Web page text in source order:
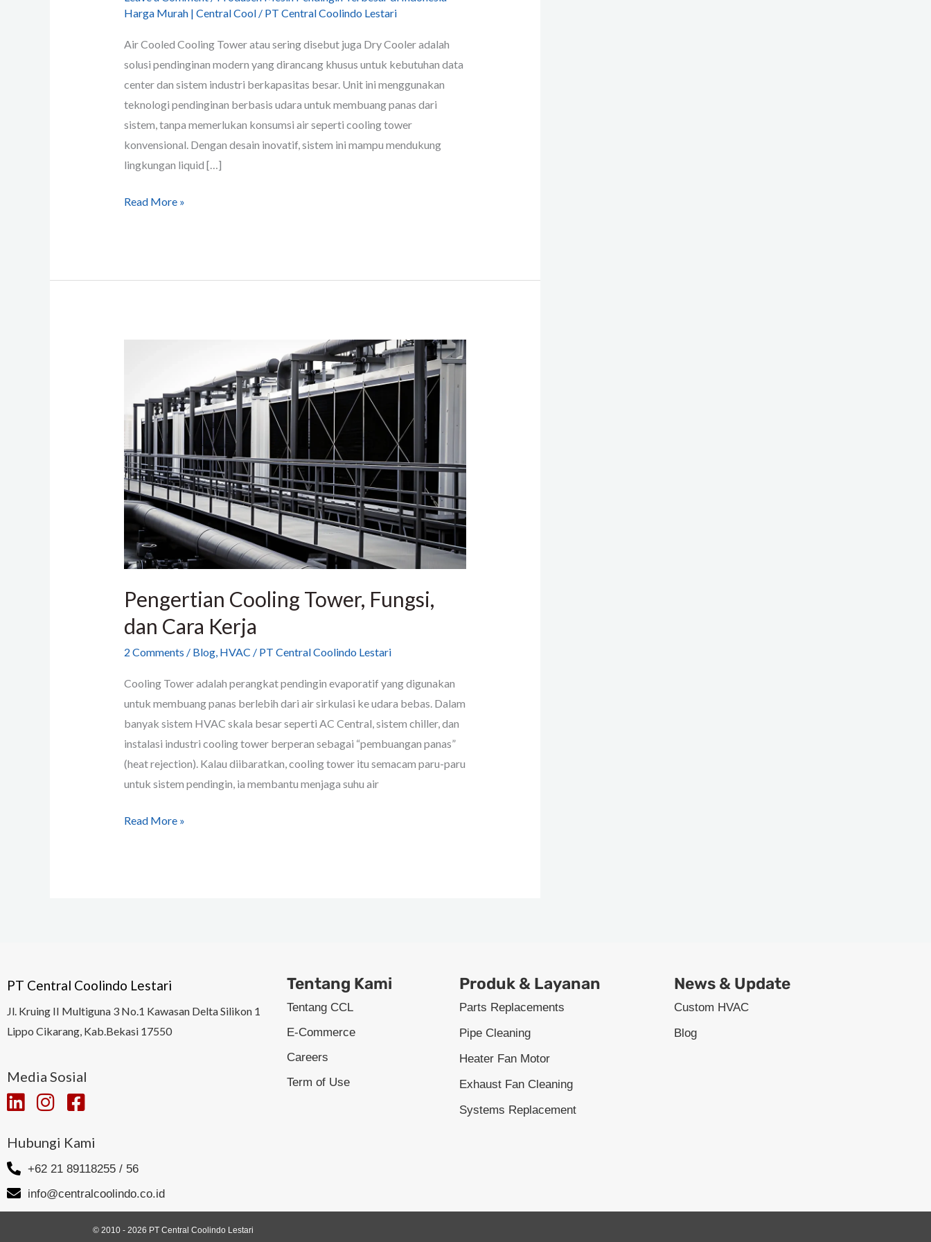
Harga Murah | Central Cool/ PT Central Coolindo Lestari
Air Cooled Cooling Tower atau sering disebut juga Dry Cooler adalah
solusi pendinginan modern yang dirancang khusus untuk kebutuhan data
center dan sistem industri berkapasitas besar. Unit ini menggunakan
teknologi pendinginan berbasis udara untuk membuang panas dari
sistem, tanpa memerlukan konsumsi air seperti cooling tower
konvensional. Dengan desain inovatif, sistem ini mampu mendukung
lingkungan liquid […]
Read More »
Pengertian Cooling Tower, Fungsi,
dan Cara Kerja
2 Comments / Blog, HVAC / PT Central Coolindo Lestari
Cooling Tower adalah perangkat pendingin evaporatif yang digunakan
untuk membuang panas berlebih dari air sirkulasi ke udara bebas. Dalam
banyak sistem HVAC skala besar seperti AC Central, sistem chiller, dan
instalasi industri cooling tower berperan sebagai “pembuangan panas”
(heat rejection). Kalau diibaratkan, cooling tower itu semacam paru-paru
untuk sistem pendingin, ia membantu menjaga suhu air
Fungsi,
Cara
Kerja
Read More »
PT Central Coolindo Lestari
Jl. Kruing II Multiguna 3 No.1 Kawasan Delta Silikon 1
Lippo Cikarang, Kab.Bekasi 17550
Media Sosial
Hubungi Kami
+62 21 89118255 / 56
info@centralcoolindo.co.id
Tentang Kami
Tentang CCL
E-Commerce
Careers
Term of Use
Produk & Layanan
Parts Replacements
Pipe Cleaning
Heater Fan Motor
Exhaust Fan Cleaning
Systems Replacement
News & Update
Custom HVAC
Blog
© 2010 - 2026 PT Central Coolindo Lestari